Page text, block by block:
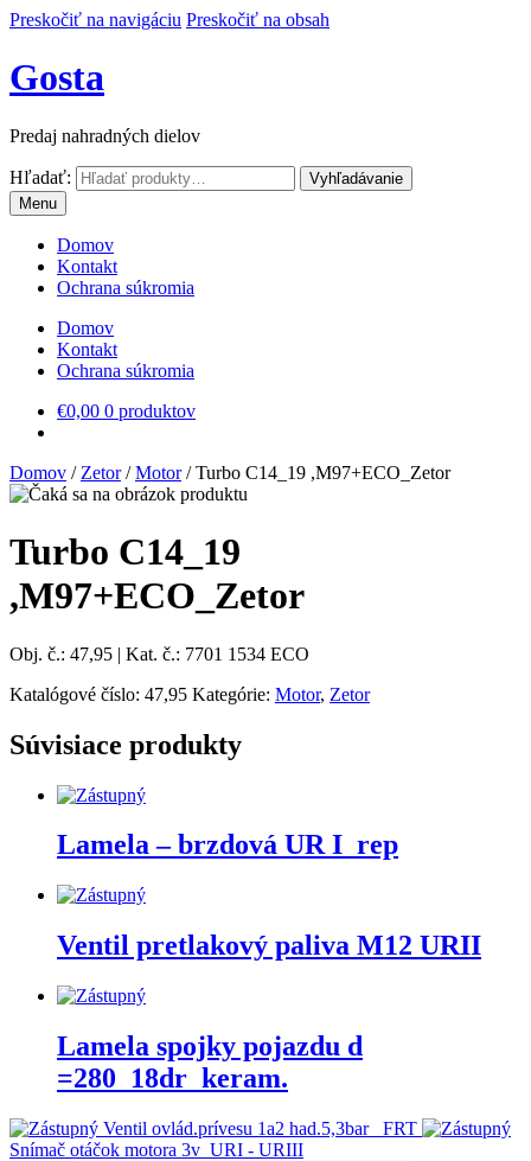
Preskočiť na navigáciu Preskočiť na obsah
Gosta
Predaj nahradných dielov
Hľadať:
Vyhľadávanie
Menu
Domov
Kontakt
Ochrana súkromia
Domov
Kontakt
Ochrana súkromia
€0,00 0 produktov
Domov / Zetor/Motor/Turbo C14_19 ,M97+ECO_Zetor
Turbo C14_19
,M97+ECO_Zetor
Obj. č.: 47,95 | Kat. č.: 7701 1534 ECO
Katalógové číslo: 47,95 Kategórie: Motor, Zetor
Súvisiace produkty
Lamela – brzdová UR I_rep
Ventil pretlakový paliva M12 URII
Lamela spojky pojazdu d
=280_18dr_keram.
Ventil ovlád.prívesu 1a2 had.5,3bar_ FRT
Snímač otáčok motora 3v_URI - URIII